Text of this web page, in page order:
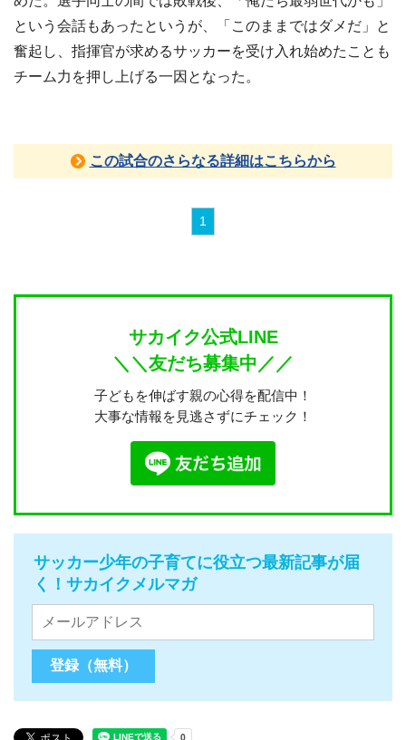
という会話もあったというが、「このままではダメだ」と
奮起し、指揮官が求めるサッカーを受け入れ始めたことも
チーム力を押し上げる一因となった。
この試合のさらなる詳細はこちらから
1
サカイク公式LINE
＼＼友だち募集中／／
子どもを伸ばす親の心得を配信中！
大事な情報を見逃さずにチェック！
サッカー少年の子育てに役立つ最新記事が届
く！サカイクメルマガ